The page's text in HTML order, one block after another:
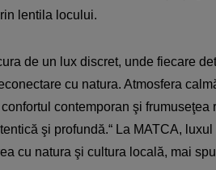
lentila locului.
de un lux discret, unde fiecare
cu natura. Atmosfera
contemporan şi frumuseţea
şi profundă.“ La MATCA,
cu natura şi cultura locală, mai